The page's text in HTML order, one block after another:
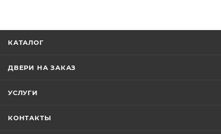
КАТАЛОГ
ДВЕРИ НА ЗАКАЗ
УСЛУГИ
КОНТАКТЫ